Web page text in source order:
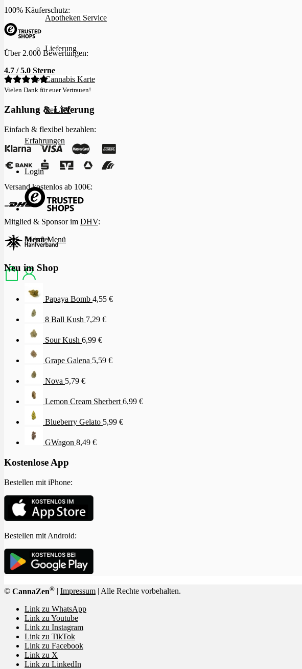
Apotheken Service
Lieferung
Cannabis Karte
Zen TV
Erfahrungen
Login
Menü Menü
100% Käuferschutz:
Über 2.000 Bewertungen:
4.7 / 5.0 Sterne
Vielen Dank für euer Vertrauen!
Zahlung & Lieferung
Einfach & flexibel bezahlen:
Versand kostenlos ab 100€:
Mitglied & Sponsor im DHV:
Neu im Shop
Papaya Bomb 4,55 €
8 Ball Kush 7,29 €
Sour Kush 6,99 €
Grape Galena 5,59 €
Nova 5,79 €
Lemon Cream Sherbert 6,99 €
Blueberry Gelato 5,99 €
GWagon 8,49 €
Kostenlose App
Bestellen mit iPhone:
Bestellen mit Android:
© CannaZen® Impressum | Alle Rechte vorbehalten.
Link zu WhatsApp
Link zu Youtube
Link zu Instagram
Link zu TikTok
Link zu Facebook
Link zu X
Link zu LinkedIn